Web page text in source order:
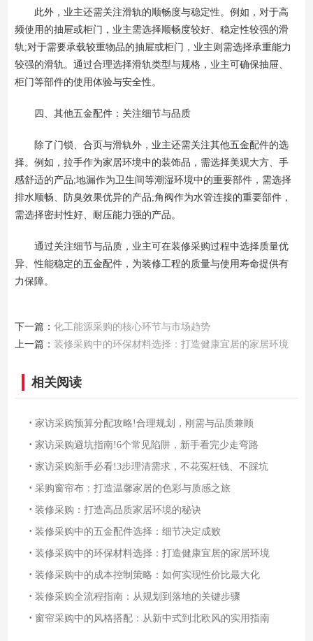
此外，业主还需关注滑轨的顺畅度与稳定性。例如，对于高
频使用的抽屉或柜门，业主需选择顺畅度较好、稳定性较强的滑
轨;对于需要承载较重物品的抽屉或柜门，业主则需选择承重能力
较强的滑轨。通过合理选择滑轨类型与规格，业主可确保抽屉、
柜门等部件的使用体验与安全性。
四、其他五金配件：关注细节与品质
除了门锁、合页与滑轨外，业主还需关注其他五金配件的选
择。例如，拉手作为家居环境中的装饰品，需选择美观大方、手
感舒适的产品;地漏作为卫生间等潮湿环境中的重要部件，需选择
排水顺畅、防臭效果优异的产品;角阀作为水管连接的重要部件，
需选择密封性好、耐压能力强的产品。
通过关注细节与品质，业主可在装修采购过程中选择质量优
异、性能稳定的五金配件，为装修工程的质量与使用寿命提供有
力保障。
下一篇：化工能源采购的核心环节与市场趋势
上一篇：装修采购中的环保材料选择：打造健康宜居的家居环境
相关阅读
·家访采购预算分配攻略!合理规划，刚需与品质兼顾
·家访采购避坑指南!6个常见陷阱，新手看完少走弯路
·家访采购新手必看!3步理清需求，不花冤枉钱、不踩坑
·采购窗帘布：打造温馨家居的色彩与质感之旅
·装修采购：打造高品质家居环境的秘诀
·装修采购中的五金配件选择：细节决定成败
·装修采购中的环保材料选择：打造健康宜居的家居环境
·装修采购中的成本控制策略：如何实现性价比最大化
·装修采购全流程指南：从规划到落地的关键步骤
· 窗帘采购中的风格搭配：从新中式到北欧风的实用指南